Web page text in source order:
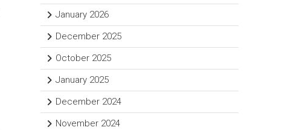
January 2026
December 2025
October 2025
January 2025
December 2024
November 2024